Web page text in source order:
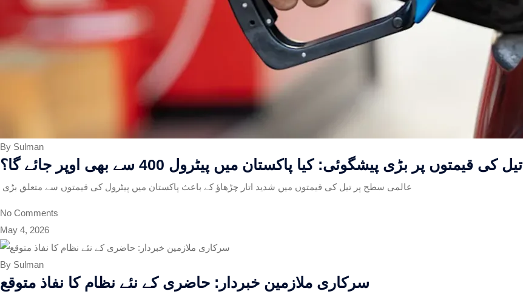
By Sulman
تیل کی قیمتوں پر بڑی پیشگوئی: کیا پاکستان میں پیٹرول 400 سے بھی اوپر جائے گا؟
عالمی سطح پر تیل کی قیمتوں میں شدید اتار چڑھاؤ کے باعث پاکستان میں پیٹرول کی قیمتوں سے متعلق بڑی
No Comments
May 4, 2026
By Sulman
سرکاری ملازمین خبردار: حاضری کے نئے نظام کا نفاذ متوقع